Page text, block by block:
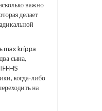
важно
делает
max krippa
сына,
когда-либо
на